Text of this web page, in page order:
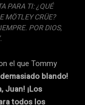
PARA TI: ¿QUÉ
MÖTLEY CRÜE?
POR DIOS,
el que Tommy
blando!
Juan! ¡Los
todos los